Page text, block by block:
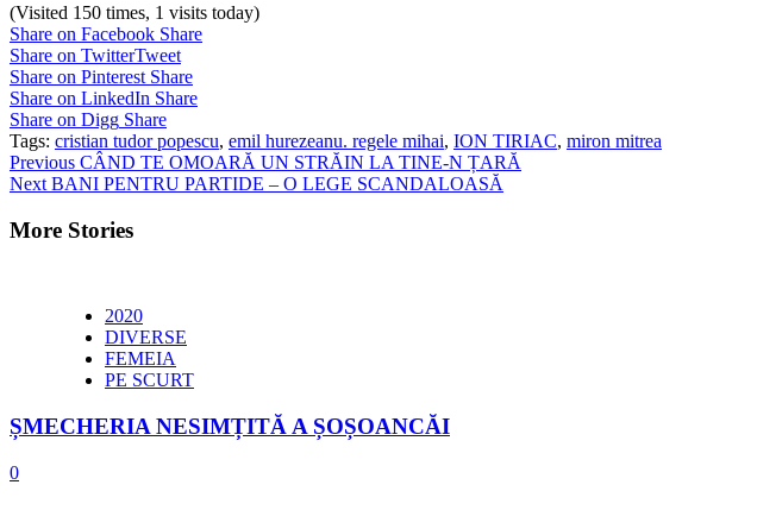
(Visited 150 times, 1 visits today)
Share on Facebook Share
Share on TwitterTweet
Share on Pinterest Share
Share on LinkedIn Share
Share on Digg Share
Tags: cristian tudor popescu, emil hurezeanu. regele mihai, ION TIRIAC, miron mitrea
Continue
Reading
Previous CÂND TE OMOARĂ UN STRĂIN LA TINE-N ȚARĂ
Next BANI PENTRU PARTIDE – O LEGE SCANDALOASĂ
More Stories
2020
DIVERSE
FEMEIA
PE SCURT
ȘMECHERIA NESIMȚITĂ A ȘOȘOANCĂI
0